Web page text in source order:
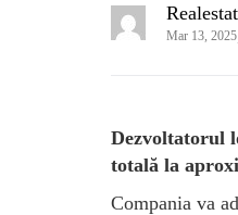
Mar 13, 2025
Dezvoltatorul
totală la
Compania va